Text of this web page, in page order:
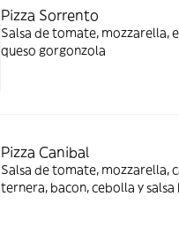
Pizza Sorrento
Salsa de tomate, mozzarella,
queso gorgonzola
Pizza Canibal
Salsa de tomate, mozzarella,
ternera, bacon, cebolla y